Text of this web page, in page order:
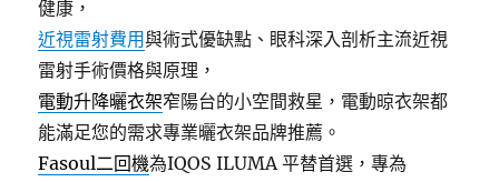
健康，
近視雷射費用與術式優缺點、眼科深入剖析主流近視
雷射手術價格與原理，
電動升降曬衣架窄陽台的小空間救星，電動晾衣架都
能滿足您的需求專業曬衣架品牌推薦。
Fasoul二回機為IQOS ILUMA 平替首選，專為